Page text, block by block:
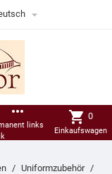

more_horiz
links
shopping_cart 0
Einkaufswagen
Uniformzubehör